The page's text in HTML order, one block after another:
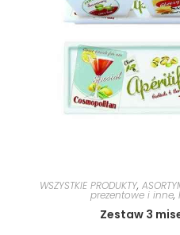
WSZYSTKIE PRODUKTY,
prezentowe i inne,
Zestaw 3